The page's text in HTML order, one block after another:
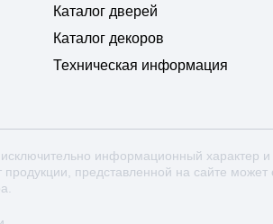
Каталог дверей
Каталог декоров
Техническая информация
информационный характер
представленной на сайте